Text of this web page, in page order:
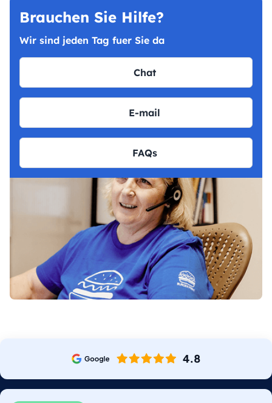
Brauchen Sie Hilfe?
Wir sind jeden Tag fuer Sie da
Chat
E-mail
FAQs